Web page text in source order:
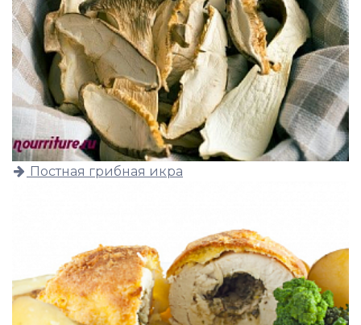
Постная грибная икра